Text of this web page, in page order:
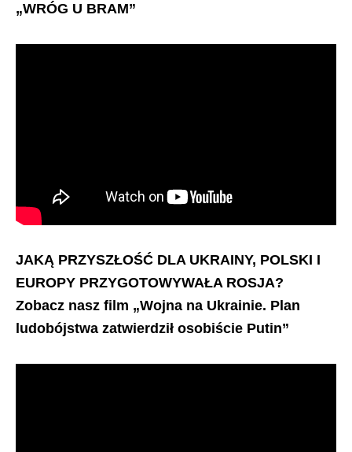
„WRÓG U BRAM”
JAKĄ PRZYSZŁOŚĆ DLA UKRAINY, POLSKI I
EUROPY PRZYGOTOWYWAŁA ROSJA?
Zobacz nasz film „Wojna na Ukrainie. Plan
ludobójstwa zatwierdził osobiście Putin”